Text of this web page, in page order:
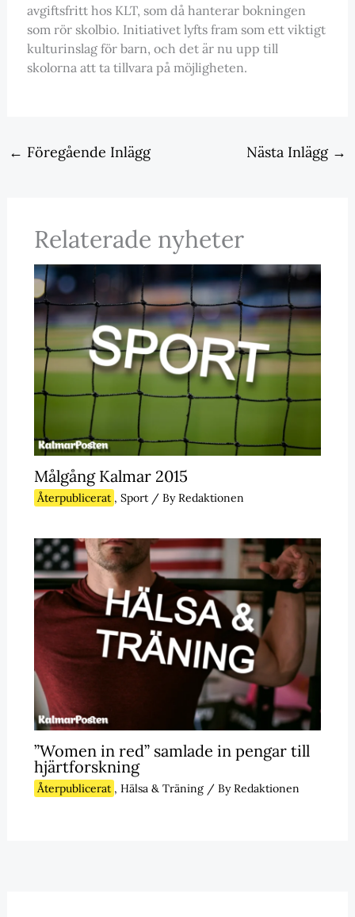
avgiftsfritt hos KLT, som då hanterar bokningen
som rör skolbio. Initiativet lyfts fram som ett viktigt
kulturinslag för barn, och det är nu upp till
skolorna att ta tillvara på möjligheten.
← Föregående Inlägg Nästa Inlägg →
Relaterade nyheter
Målgång Kalmar 2015
Återpublicerat , Sport/ ByRedaktionen
”Women in red” samlade in pengar till
hjärtforskning
Återpublicerat , Hälsa & Träning/ ByRedaktionen